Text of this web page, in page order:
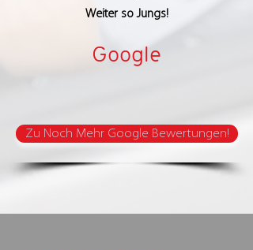
Weiter so Jungs!
Google
Zu Noch Mehr Google Bewertungen!